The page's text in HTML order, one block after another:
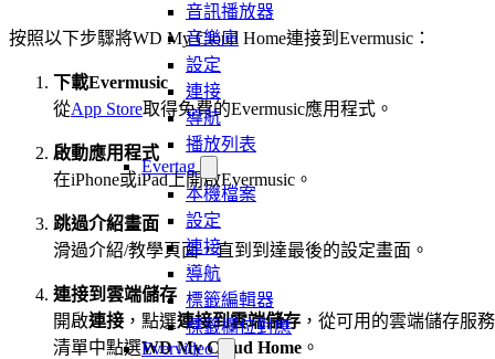
音訊播放器
音樂庫
設定
連接
導航
播放列表
Evertag
本機檔案
設定
連接
導航
標籤編輯器
標籤欄位對應
Evervideo
按照以下步驟將WD My Cloud Home連接到Evermusic：
下載Evermusic
從App Store取得免費的Evermusic應用程式。
啟動應用程式
在iPhone或iPad上開啟Evermusic。
跳過介紹畫面
滑過介紹/教學頁面，直到到達最後的設定畫面。
連接到雲端儲存
開啟連接 ，點選連接到雲端儲存 ，從可用的雲端儲存服務
清單中點選WD My Cloud Home 。